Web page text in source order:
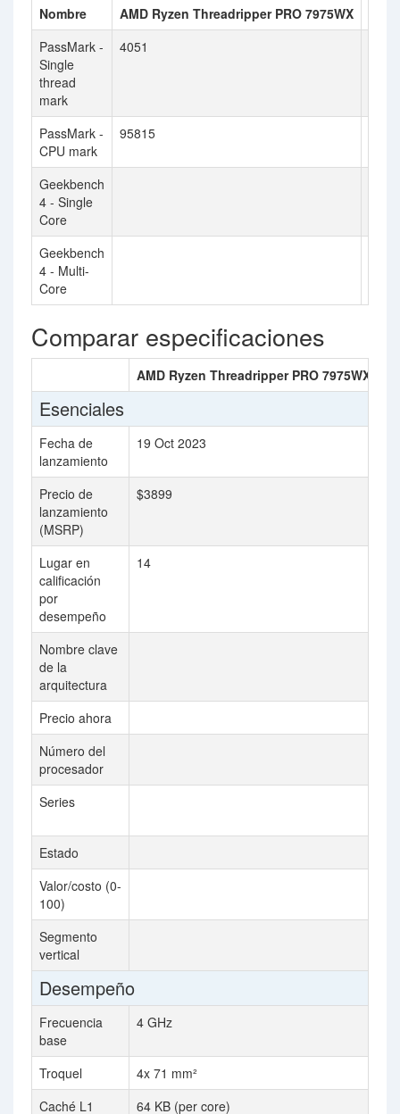
Nombre AMD Ryzen Threadripper PRO 7975WX
PassMark -
Single
thread
mark
4051
PassMark -
CPU mark
95815
Geekbench
4 - Single
Core
Geekbench
4 - Multi-
Core
Comparar especificaciones
AMD Ryzen Threadripper PRO 7975WX
Esenciales
Fecha de
lanzamiento
19 Oct 2023
Precio de
lanzamiento
(MSRP)
$3899
Lugar en
calificación
por
desempeño
14
Nombre clave
de la
arquitectura
Precio ahora
Número del
procesador
Series
Estado
Valor/costo (0-
100)
Segmento
vertical
Desempeño
Frecuencia
base
4 GHz
Troquel
4x 71 mm²
Caché L1
64 KB (per core)